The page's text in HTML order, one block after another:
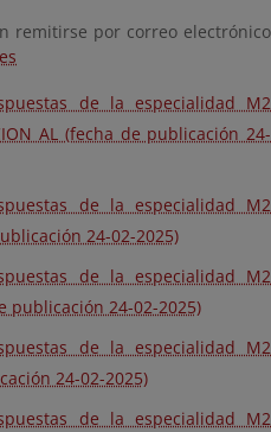
remitirse por correo electrónico
de la especialidad M2
AL (fecha de publicación 24-
de la especialidad M2
24-02-2025)
de la especialidad M2
publicación 24-02-2025)
de la especialidad M2
24-02-2025)
de la especialidad M2